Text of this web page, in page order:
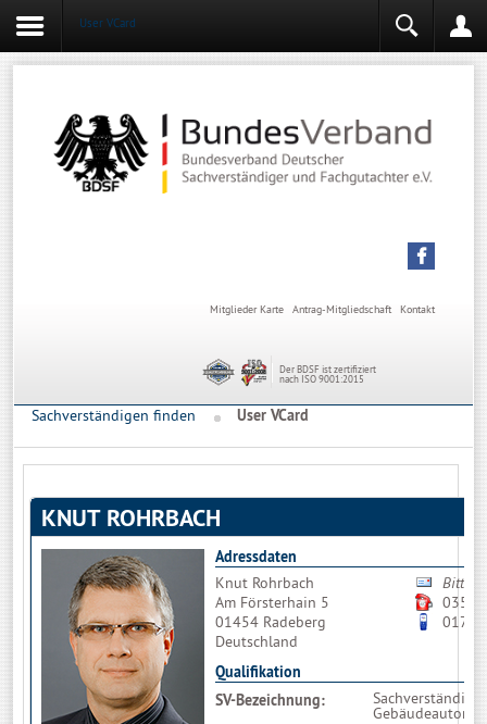
User VCard
Angemeldet bleiben
Kontakt
Antrag-Mitgliedschaft
Mitglieder Karte
Der BDSF ist zertifiziert
nach ISO 9001:2015
Sachverständigen finden User VCard
KNUT ROHRBACH
Adressdaten
Knut Rohrbach
Am Försterhain 5
01454 Radeberg
Deutschland
Bitte
Qualifikation
SV-Bezeichnung: